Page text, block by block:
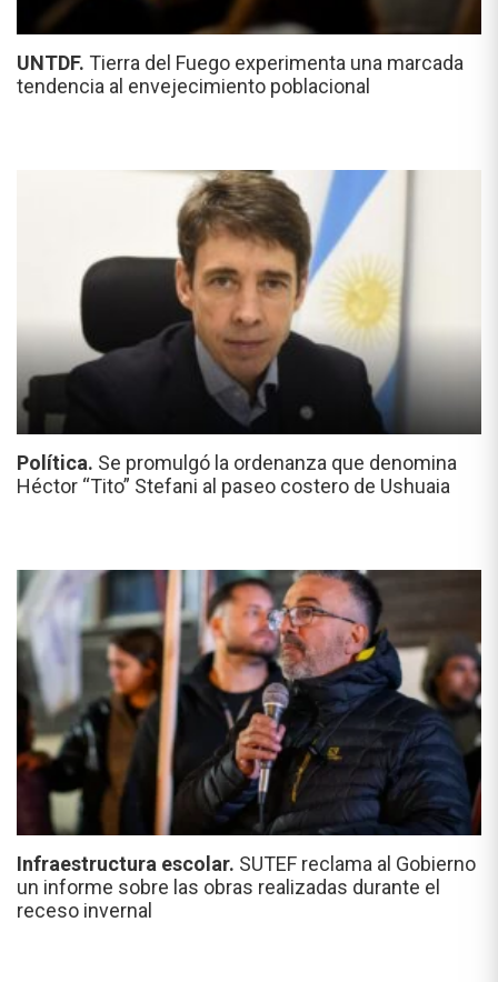
UNTDF. Tierra del Fuego experimenta una marcada
tendencia al envejecimiento poblacional
Política. Se promulgó la ordenanza que denomina
Héctor “Tito” Stefani al paseo costero de Ushuaia
Infraestructura escolar. SUTEF reclama al Gobierno
un informe sobre las obras realizadas durante el
receso invernal